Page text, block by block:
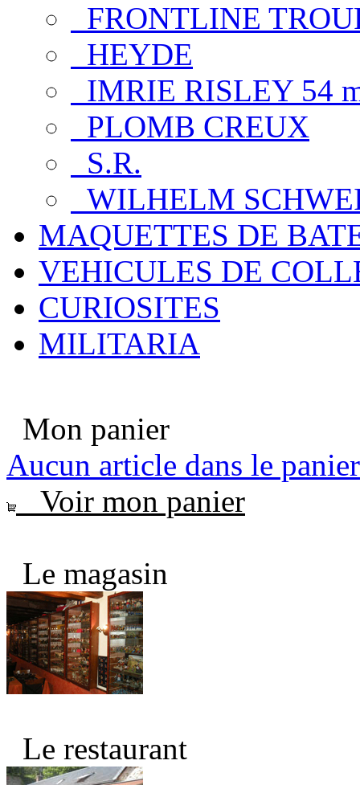
FRONTLINE
HEYDE
IMRIE RISLEY 54
PLOMB CREUX
S.R.
WILHELM
MAQUETTES DE
VEHICULES DE
CURIOSITES
MILITARIA
Mon panier
Aucun article dans le panier
Voir mon panier
Le magasin
Le restaurant